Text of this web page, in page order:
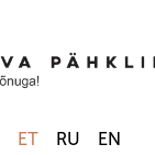
ET RU EN